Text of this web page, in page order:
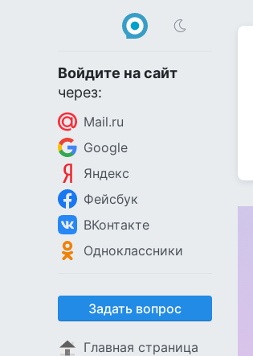
Войдите на сайт
через:
Mail.ru
Google
Яндекс
Фейсбук
ВКонтакте
Одноклассники
Задать вопрос
Главная страница